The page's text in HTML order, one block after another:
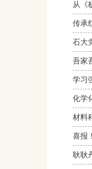
从《
传承
石大
吾家
学习
化学
材料
喜报
耿耿